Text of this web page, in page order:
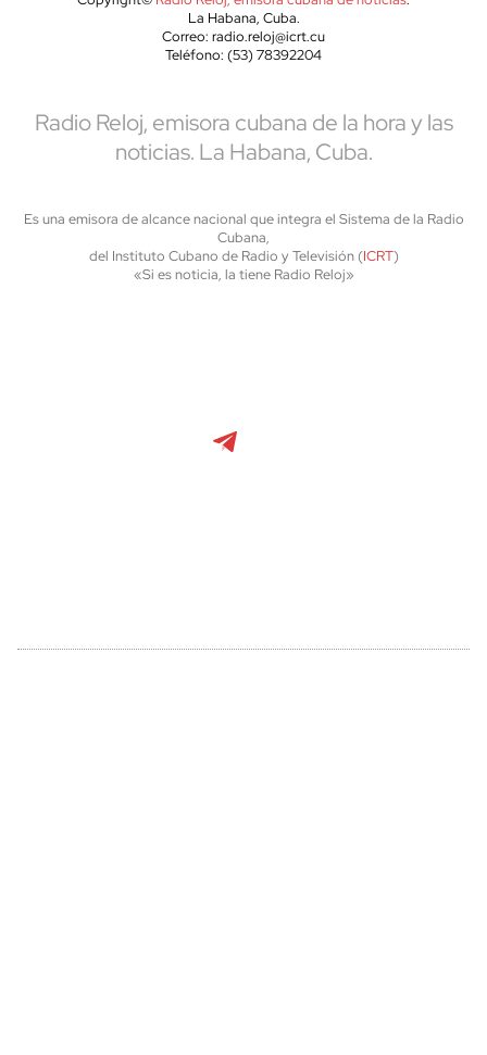
La Habana, Cuba.
Correo: radio.reloj@icrt.cu
Teléfono: (53) 78392204
Radio Reloj, emisora cubana de la hora y las
noticias. La Habana, Cuba.
Es una emisora de alcance nacional que integra el Sistema de la Radio
Cubana,
del Instituto Cubano de Radio y Televisión (ICRT)
«Si es noticia, la tiene Radio Reloj»